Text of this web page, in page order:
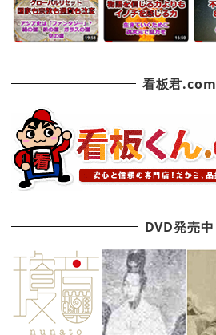
看板君.com
DVD発売中